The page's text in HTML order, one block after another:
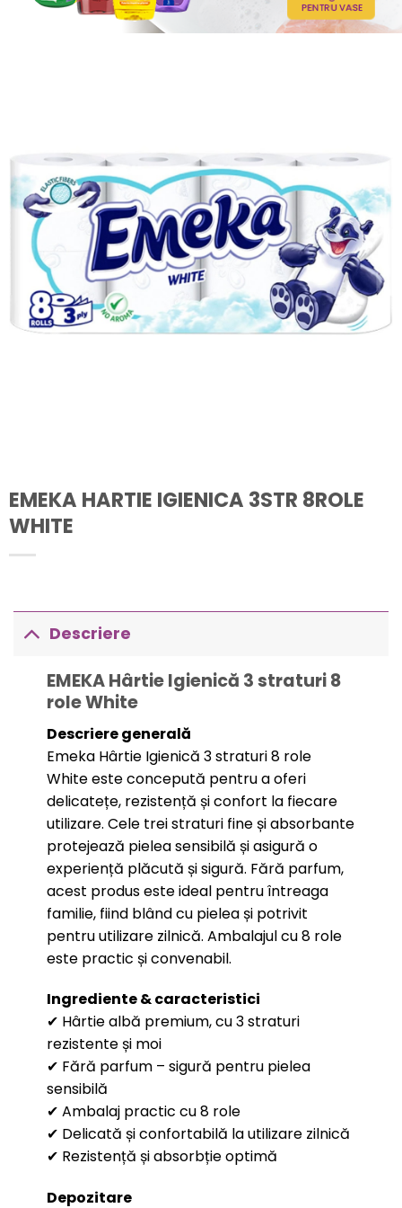
EMEKA HARTIE IGIENICA 3STR 8ROLE
WHITE
Descriere
EMEKA Hârtie Igienică 3 straturi 8
role White
Descriere generală
Emeka Hârtie Igienică 3 straturi 8 role
White este concepută pentru a oferi
delicatețe, rezistență și confort la fiecare
utilizare. Cele trei straturi fine și absorbante
protejează pielea sensibilă și asigură o
experiență plăcută și sigură. Fără parfum,
acest produs este ideal pentru întreaga
familie, fiind blând cu pielea și potrivit
pentru utilizare zilnică. Ambalajul cu 8 role
este practic și convenabil.
Ingrediente & caracteristici
✔ Hârtie albă premium, cu 3 straturi
rezistente și moi
✔ Fără parfum – sigură pentru pielea
sensibilă
✔ Ambalaj practic cu 8 role
✔ Delicată și confortabilă la utilizare zilnică
✔ Rezistență și absorbție optimă
Depozitare